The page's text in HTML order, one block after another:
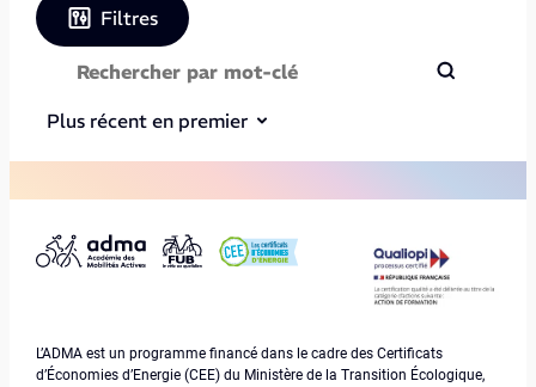
Filtres
Plus récent en premier
L’ADMA est un programme financé dans le cadre des Certificats
d’Économies d’Energie (CEE) du Ministère de la Transition Écologique,